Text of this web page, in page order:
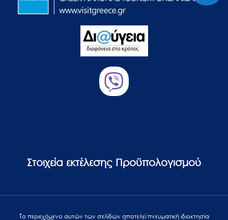
Στοιχεία εκτέλεσης Προϋπολογισμού
Το περιεχόμενο αυτών των σελίδων αποτελεί πvευματική ιδιοκτησία